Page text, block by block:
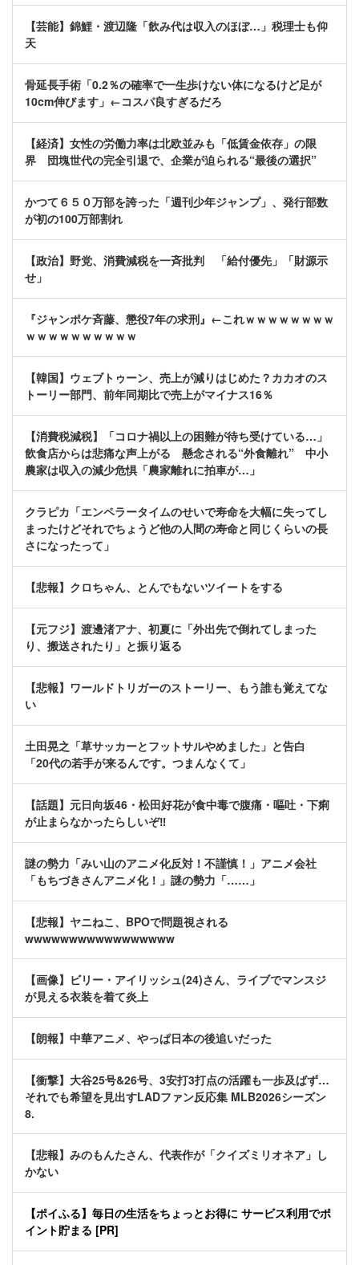
【芸能】錦鯉・渡辺隆「飲み代は収入のほぼ…」税理士も仰
天
骨延長手術「0.2％の確率で一生歩けない体になるけど足が
10cm伸びます」←コスパ良すぎるだろ
【経済】女性の労働力率は北欧並みも「低賃金依存」の限
界 団塊世代の完全引退で、企業が迫られる“最後の選択”
かつて６５０万部を誇った「週刊少年ジャンプ」、発行部数
が初の100万部割れ
【政治】野党、消費減税を一斉批判 「給付優先」「財源示
せ」
『ジャンポケ斉藤、懲役7年の求刑』←これｗｗｗｗｗｗｗｗ
ｗｗｗｗｗｗｗｗｗｗ
【韓国】ウェブトゥーン、売上が減りはじめた？カカオのス
トーリー部門、前年同期比で売上がマイナス16％
【消費税減税】「コロナ禍以上の困難が待ち受けている…」
飲食店からは悲痛な声上がる 懸念される“外食離れ” 中小
農家は収入の減少危惧「農家離れに拍車が…」
クラピカ「エンペラータイムのせいで寿命を大幅に失ってし
まったけどそれでちょうど他の人間の寿命と同じくらいの長
さになったって」
【悲報】クロちゃん、とんでもないツイートをする
【元フジ】渡邊渚アナ、初夏に「外出先で倒れてしまった
り、搬送されたり」と振り返る
【悲報】ワールドトリガーのストーリー、もう誰も覚えてな
い
土田晃之「草サッカーとフットサルやめました」と告白
「20代の若手が来るんです。つまんなくて」
【話題】元日向坂46・松田好花が食中毒で腹痛・嘔吐・下痢
が止まらなかったらしいぞ‼
謎の勢力「みい山のアニメ化反対！不謹慎！」アニメ会社
「もちづきさんアニメ化！」謎の勢力「……」
【悲報】ヤニねこ、BPOで問題視される
wwwwwwwwwwwwwwwww
【画像】ビリー・アイリッシュ(24)さん、ライブでマンスジ
が見える衣装を着て炎上
【朗報】中華アニメ、やっぱ日本の後追いだった
【衝撃】大谷25号&26号、3安打3打点の活躍も一歩及ばず…
それでも希望を見出すLADファン反応集 MLB2026シーズン
8.
【悲報】みのもんたさん、代表作が「クイズミリオネア」し
かない
【ポイふる】毎日の生活をちょっとお得に サービス利用でポ
イント貯まる [PR]